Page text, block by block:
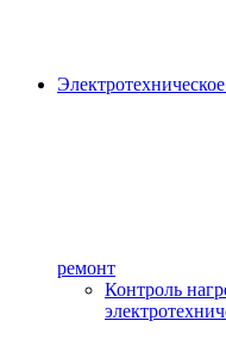
ремонт
Контроль